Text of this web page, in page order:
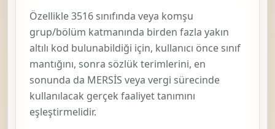
Özellikle 3516 sınıfında veya komşu
grup/bölüm katmanında birden fazla yakın
altılı kod bulunabildiği için, kullanıcı önce sınıf
mantığını, sonra sözlük terimlerini, en
sonunda da MERSİS veya vergi sürecinde
kullanılacak gerçek faaliyet tanımını
eşleştirmelidir.